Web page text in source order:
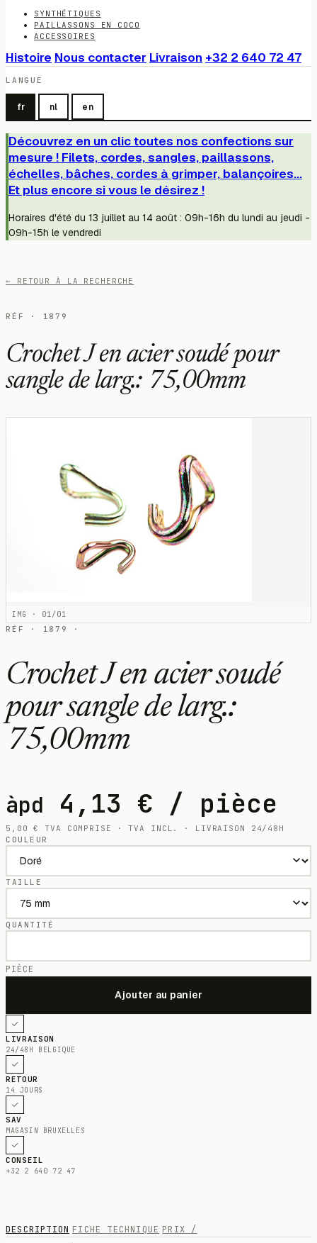
SYNTHÉTIQUES
PAILLASSONS EN COCO
ACCESSOIRES
Histoire Nous contacter Livraison +32 2 640 72 47
LANGUE
fr nl en
Découvrez en un clic toutes nos confections sur
mesure ! Filets, cordes, sangles, paillassons,
échelles, bâches, cordes à grimper, balançoires...
Et plus encore si vous le désirez !
Horaires d'été du 13 juillet au 14 août : 09h-16h du lundi au jeudi -
09h-15h le vendredi
← RETOUR À LA RECHERCHE
RÉF · 1879
Crochet J en acier soudé pour
sangle de larg.: 75,00mm
IMG · 01/01
RÉF · 1879 ·
Crochet J en acier soudé
pour sangle de larg.:
75,00mm
àpd 4,13 € / pièce
5,00€
TVA COMPRISE · TVA INCL. · LIVRAISON 24/48H
COULEUR
TAILLE
QUANTITÉ
PIÈCE
LIVRAISON
24/48H BELGIQUE
RETOUR
14 JOURS
SAV
MAGASIN BRUXELLES
CONSEIL
+32 2 640 72 47
DESCRIPTION FICHE TECHNIQUE PRIX /